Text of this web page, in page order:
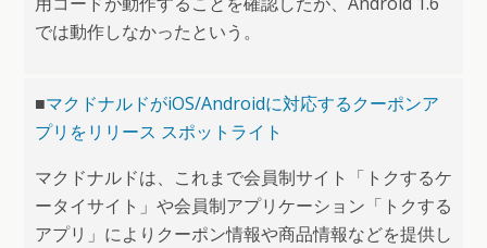
では動作しなかったという。
■マクドナルドがiOS/Androidに対応するクーポンア
プリをリリース スポットライト
マクドナルドは、これまで会員制サイト「トクするケ
ータイサイト」や会員制アプリケーション「トクする
アプリ」によりクーポン情報や商品情報などを提供し